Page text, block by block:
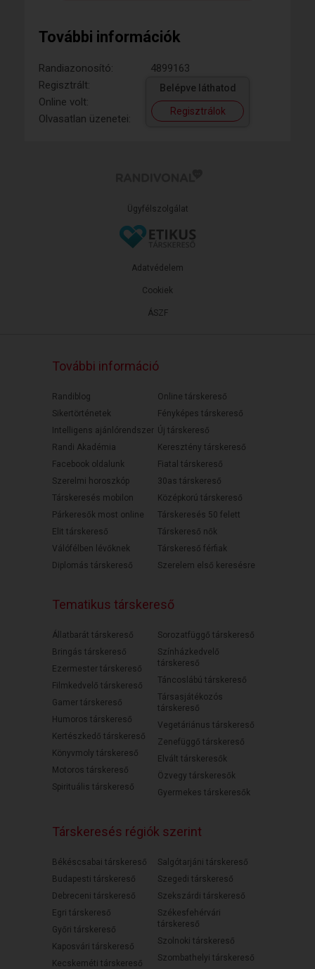
További információk
Randiazonosító:
4899163
Regisztrált:
Online volt:
Olvasatlan üzenetei:
Belépve láthatod
Regisztrálok
Ügyfélszolgálat
ÁSZF
Adatvédelem
Cookiek
További információ
Randiblog
Sikertörténetek
Intelligens ajánlórendszer
Randi Akadémia
Facebook oldalunk
Szerelmi horoszkóp
Társkeresés mobilon
Párkeresők most online
Elit társkereső
Válófélben lévőknek
Diplomás társkereső
Online társkereső
Fényképes társkereső
Új társkereső
Keresztény társkereső
Fiatal társkereső
30as társkereső
Középkorú társkereső
Társkeresés 50 felett
Társkereső nők
Társkereső férfiak
Szerelem első keresésre
Tematikus társkereső
Állatbarát társkereső
Bringás társkereső
Ezermester társkereső
Filmkedvelő társkereső
Gamer társkereső
Humoros társkereső
Kertészkedő társkereső
Könyvmoly társkereső
Motoros társkereső
Spirituális társkereső
Sorozatfüggő társkereső
Színházkedvelő
társkereső
Táncoslábú társkereső
Társasjátékozós
társkereső
Vegetáriánus társkereső
Zenefüggő társkereső
Elvált társkeresők
Özvegy társkeresők
Gyermekes társkeresők
Társkeresés régiók szerint
Békéscsabai társkereső
Budapesti társkereső
Debreceni társkereső
Egri társkereső
Győri társkereső
Kaposvári társkereső
Kecskeméti társkereső
Salgótarjáni társkereső
Szegedi társkereső
Szekszárdi társkereső
Székesfehérvári
társkereső
Szolnoki társkereső
Szombathelyi társkereső